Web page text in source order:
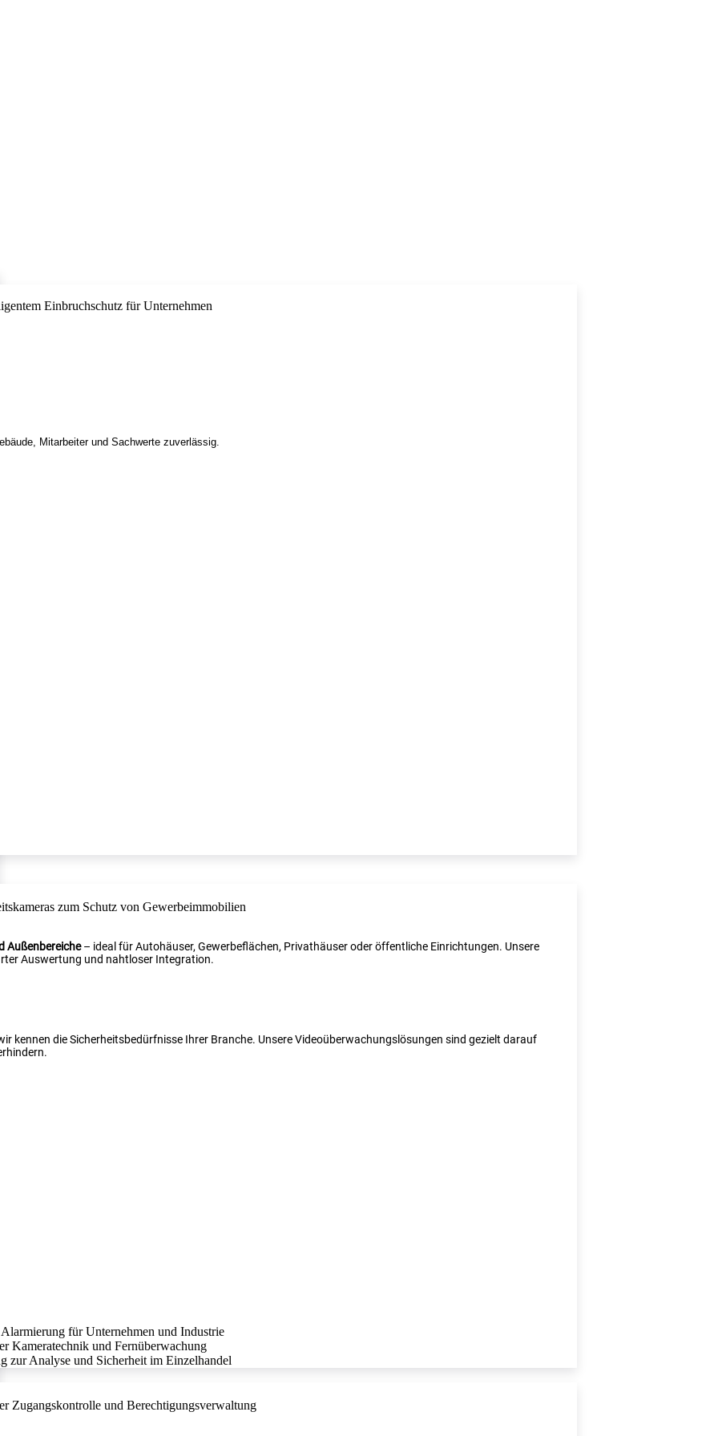
Mitarbeiter und Sachwerte zuverlässig.
Außenbereiche– ideal für Autohäuser, Gewerbeflächen, Privathäuser oder öffentliche Einrichtungen. Unsere
Auswertung und nahtloser Integration.
kennen die Sicherheitsbedürfnisse Ihrer Branche. Unsere Videoüberwachungslösungen sind gezielt darauf